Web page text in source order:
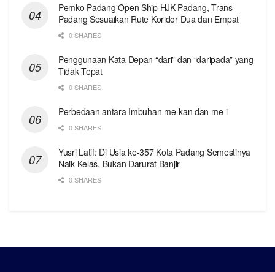
Pemko Padang Open Ship HJK Padang, Trans
Padang Sesuaikan Rute Koridor Dua dan Empat
0 SHARES
Penggunaan Kata Depan “dari” dan “daripada” yang
Tidak Tepat
0 SHARES
Perbedaan antara Imbuhan me-kan dan me-i
0 SHARES
Yusri Latif: Di Usia ke-357 Kota Padang Semestinya
Naik Kelas, Bukan Darurat Banjir
0 SHARES